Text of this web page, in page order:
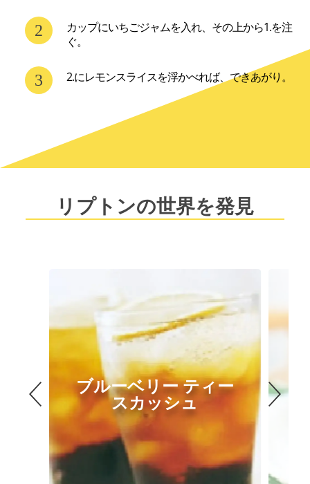
カップにいちごジャムを入れ、その上から1.を注
ぐ。
2.にレモンスライスを浮かべれば、できあがり。
リプトンの世界を発見
ブルーベリー ティー
スカッシュ